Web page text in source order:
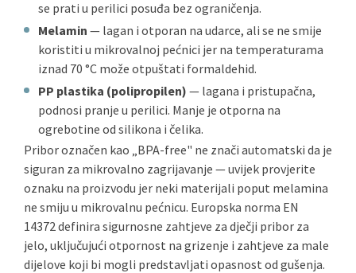
se prati u perilici posuđa bez ograničenja.
Melamin — lagan i otporan na udarce, ali se ne smije
koristiti u mikrovalnoj pećnici jer na temperaturama
iznad 70 °C može otpuštati formaldehid.
PP plastika (polipropilen) — lagana i pristupačna,
podnosi pranje u perilici. Manje je otporna na
ogrebotine od silikona i čelika.
Pribor označen kao „BPA-free" ne znači automatski da je
siguran za mikrovalno zagrijavanje — uvijek provjerite
oznaku na proizvodu jer neki materijali poput melamina
ne smiju u mikrovalnu pećnicu. Europska norma EN
14372 definira sigurnosne zahtjeve za dječji pribor za
jelo, uključujući otpornost na grizenje i zahtjeve za male
dijelove koji bi mogli predstavljati opasnost od gušenja.